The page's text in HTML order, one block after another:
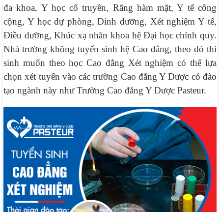
đa khoa, Y học cổ truyền, Răng hàm mặt, Y tế công
cộng, Y học dự phòng, Dinh dưỡng, Xét nghiệm Y tế,
Điều dưỡng, Khúc xạ nhãn khoa hệ Đại học chính quy.
Nhà trường không tuyển sinh hệ Cao đẳng, theo đó thí
sinh muốn theo học Cao đẳng Xét nghiệm có thể lựa
chọn xét tuyển vào các trường Cao đẳng Y Dược có đào
tạo ngành này như Trường Cao đẳng Y Dược Pasteur.